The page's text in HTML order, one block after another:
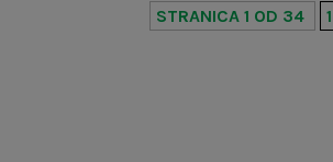
STRANICA 1 OD 34 1